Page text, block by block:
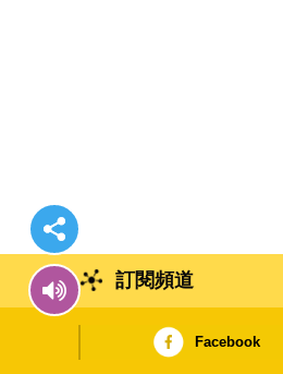
訂閱頻道
Facebook